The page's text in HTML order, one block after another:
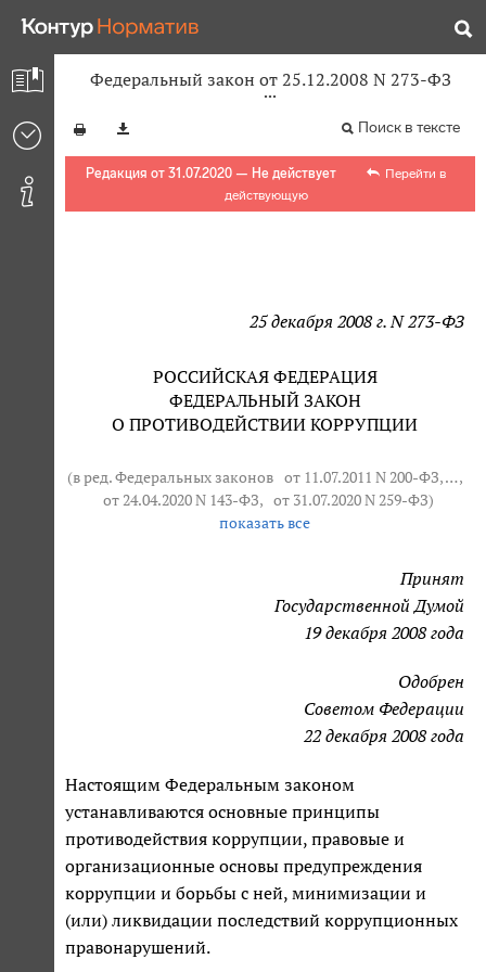
Федеральный закон от 25.12.2008 N 273-ФЗ
Поиск в тексте
Редакция от 31.07.2020 — Не действует
Перейти в
действующую
25 декабря 2008 г. N 273-ФЗ
РОССИЙСКАЯ ФЕДЕРАЦИЯ
ФЕДЕРАЛЬНЫЙ ЗАКОН
О ПРОТИВОДЕЙСТВИИ КОРРУПЦИИ
(в ред. Федеральных законов от 11.07.2011 N 200-ФЗ, … ,
от 24.04.2020 N 143-ФЗ, от 31.07.2020 N 259-ФЗ)
показать все
Принят
Государственной Думой
19 декабря 2008 года
Одобрен
Советом Федерации
22 декабря 2008 года
Настоящим Федеральным законом
устанавливаются основные принципы
противодействия коррупции, правовые и
организационные основы предупреждения
коррупции и борьбы с ней, минимизации и
(или) ликвидации последствий коррупционных
правонарушений.